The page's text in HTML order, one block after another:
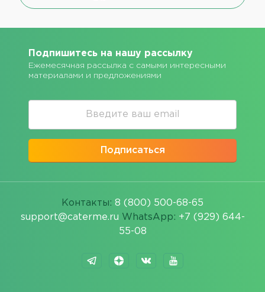
Подпишитесь на нашу рассылку
Ежемесячная рассылка с самыми интересными
материалами и предложениями
Подписаться
Контакты: 8 (800) 500-68-65
support@caterme.ru WhatsApp: +7 (929) 644-
55-08